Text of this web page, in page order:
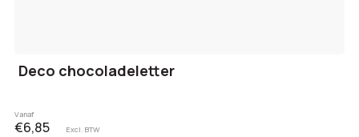
Deco chocoladeletter
Vanaf
€6,85 Excl. BTW